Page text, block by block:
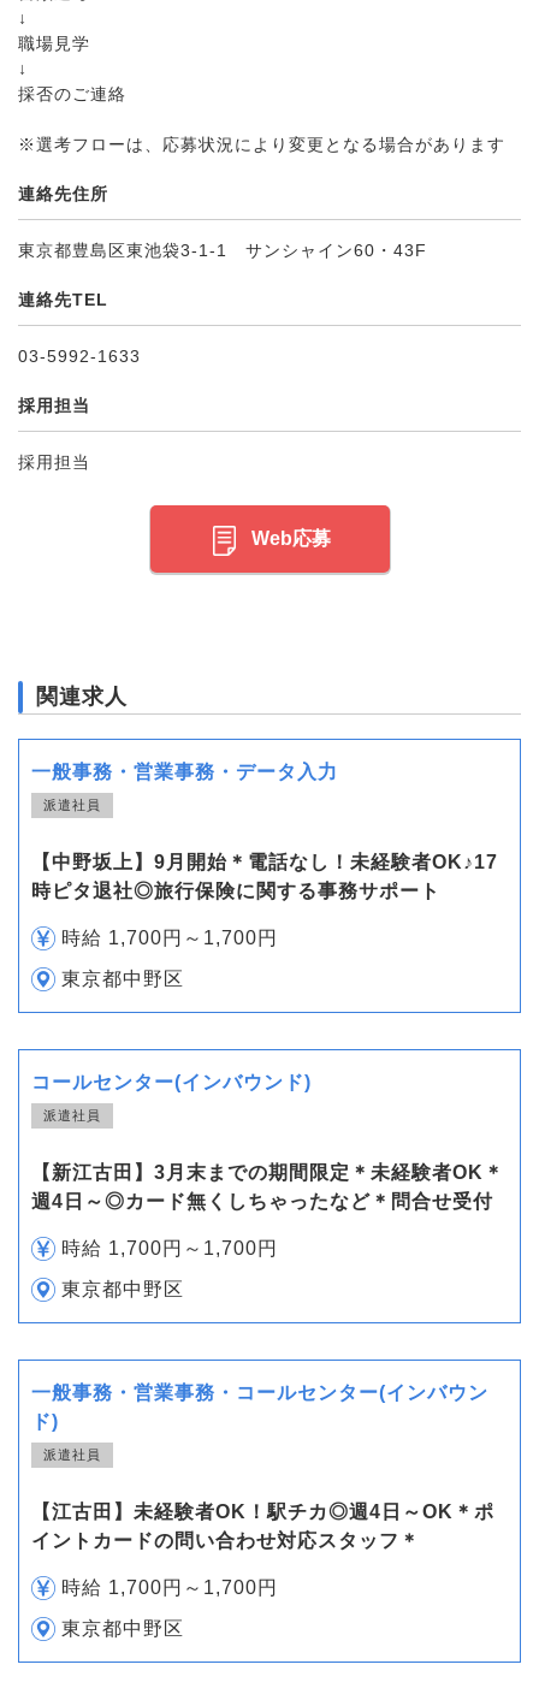
↓
職場見学
↓
採否のご連絡
※選考フローは、応募状況により変更となる場合があります
連絡先住所
東京都豊島区東池袋3-1-1 サンシャイン60・43F
連絡先TEL
03-5992-1633
採用担当
採用担当
Web応募
関連求人
一般事務・営業事務・データ入力
派遣社員
【中野坂上】9月開始＊電話なし！未経験者OK♪17
時ピタ退社◎旅行保険に関する事務サポート
時給 1,700円～1,700円
東京都中野区
コールセンター(インバウンド)
派遣社員
【新江古田】3月末までの期間限定＊未経験者OK＊
週4日～◎カード無くしちゃったなど＊問合せ受付
時給 1,700円～1,700円
東京都中野区
一般事務・営業事務・コールセンター(インバウン
ド)
派遣社員
【江古田】未経験者OK！駅チカ◎週4日～OK＊ポ
イントカードの問い合わせ対応スタッフ＊
時給 1,700円～1,700円
東京都中野区